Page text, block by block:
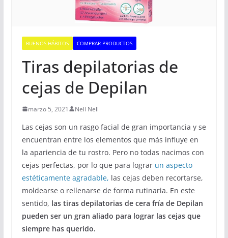
BUENOS HÁBITOS COMPRAR PRODUCTOS
Tiras depilatorias de
cejas de Depilan
marzo 5, 2021 Nell Nell
Las cejas son un rasgo facial de gran importancia y se
encuentran entre los elementos que más influye en
la apariencia de tu rostro. Pero no todas nacimos con
cejas perfectas, por lo que para lograr un aspecto
estéticamente agradable, las cejas deben recortarse,
moldearse o rellenarse de forma rutinaria. En este
sentido, las tiras depilatorias de cera fría de Depilan
pueden ser un gran aliado para lograr las cejas que
siempre has querido.